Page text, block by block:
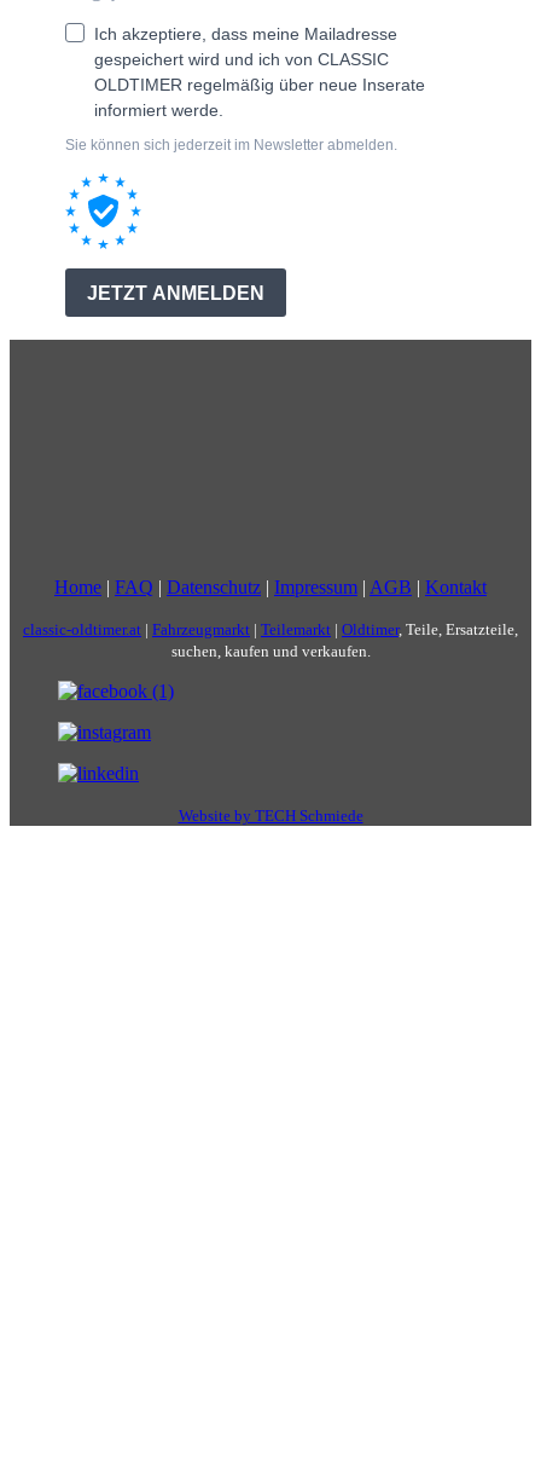
Home | FAQ | Datenschutz | Impressum | AGB | Kontakt
classic-oldtimer.at | Fahrzeugmarkt | Teilemarkt | Oldtimer, Teile, Ersatzteile,
suchen, kaufen und verkaufen.
Website by TECH Schmiede